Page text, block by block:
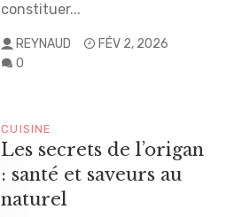
constituer...
REYNAUD
FÉV 2, 2026
0
CUISINE
Les secrets de l’origan
: santé et saveurs au
naturel